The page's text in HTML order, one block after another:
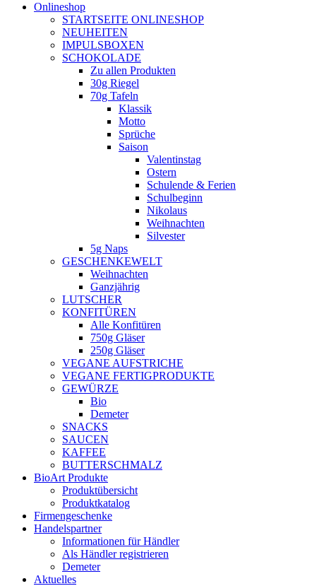
Onlineshop
STARTSEITE ONLINESHOP
NEUHEITEN
IMPULSBOXEN
SCHOKOLADE
Zu allen Produkten
30g Riegel
70g Tafeln
Klassik
Motto
Sprüche
Saison
Valentinstag
Ostern
Schulende & Ferien
Schulbeginn
Nikolaus
Weihnachten
Silvester
5g Naps
GESCHENKEWELT
Weihnachten
Ganzjährig
LUTSCHER
KONFITÜREN
Alle Konfitüren
750g Gläser
250g Gläser
VEGANE AUFSTRICHE
VEGANE FERTIGPRODUKTE
GEWÜRZE
Bio
Demeter
SNACKS
SAUCEN
KAFFEE
BUTTERSCHMALZ
BioArt Produkte
Produktübersicht
Produktkatalog
Firmengeschenke
Handelspartner
Informationen für Händler
Als Händler registrieren
Demeter
Aktuelles